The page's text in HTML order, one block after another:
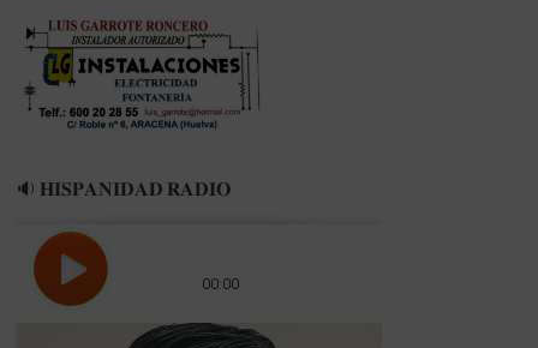
🔉 𝐇𝐈𝐒𝐏𝐀𝐍𝐈𝐃𝐀𝐃 𝐑𝐀𝐃𝐈𝐎